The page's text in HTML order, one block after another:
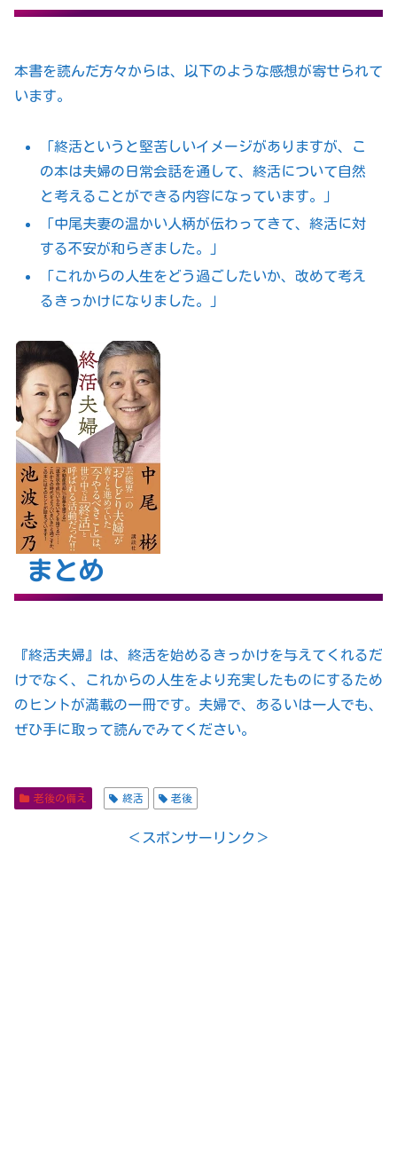
本書を読んだ方々からは、以下のような感想が寄せられて
います。
「終活というと堅苦しいイメージがありますが、こ
の本は夫婦の日常会話を通して、終活について自然
と考えることができる内容になっています。」
「中尾夫妻の温かい人柄が伝わってきて、終活に対
する不安が和らぎました。」
「これからの人生をどう過ごしたいか、改めて考え
るきっかけになりました。」
まとめ
『終活夫婦』は、終活を始めるきっかけを与えてくれるだ
けでなく、これからの人生をより充実したものにするため
のヒントが満載の一冊です。夫婦で、あるいは一人でも、
ぜひ手に取って読んでみてください。
老後の備え 終活 老後
＜スポンサーリンク＞